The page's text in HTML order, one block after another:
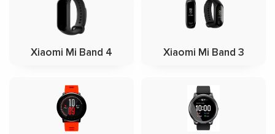
Xiaomi Mi Band 4 Xiaomi Mi Band 3